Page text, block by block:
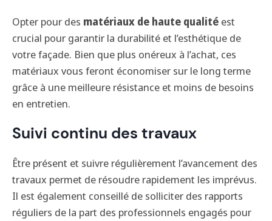
Opter pour des matériaux de haute qualité est
crucial pour garantir la durabilité et l’esthétique de
votre façade. Bien que plus onéreux à l’achat, ces
matériaux vous feront économiser sur le long terme
grâce à une meilleure résistance et moins de besoins
en entretien.
Suivi continu des travaux
Être présent et suivre régulièrement l’avancement des
travaux permet de résoudre rapidement les imprévus.
Il est également conseillé de solliciter des rapports
réguliers de la part des professionnels engagés pour